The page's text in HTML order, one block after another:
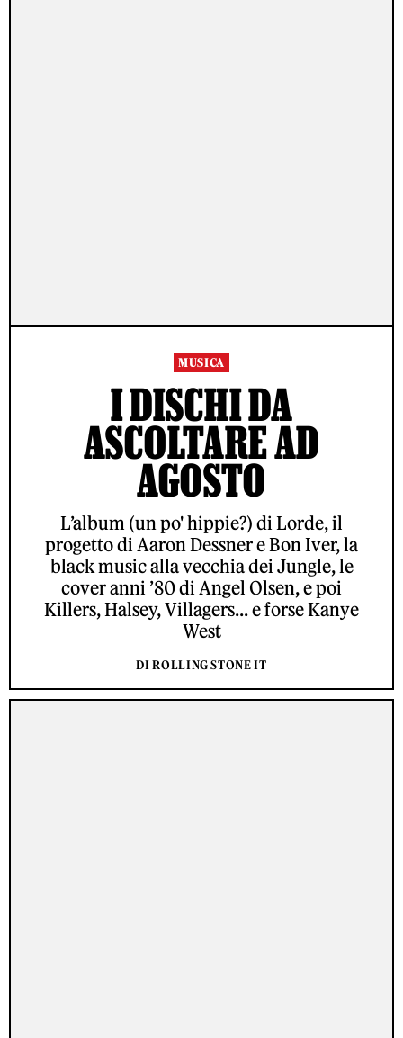
MUSICA
I DISCHI DA
ASCOLTARE AD
AGOSTO
L’album (un po' hippie?) di Lorde, il
progetto di Aaron Dessner e Bon Iver, la
black music alla vecchia dei Jungle, le
cover anni ’80 di Angel Olsen, e poi
Killers, Halsey, Villagers... e forse Kanye
West
DI ROLLING STONE IT